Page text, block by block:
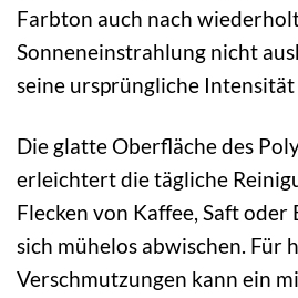
Farbton auch nach
Sonneneinstrahlung nicht
seine ursprüngliche
Die glatte Oberfläche des
erleichtert die tägliche
Flecken von Kaffee, Saft oder
sich mühelos abwischen. Für
Verschmutzungen kann ein